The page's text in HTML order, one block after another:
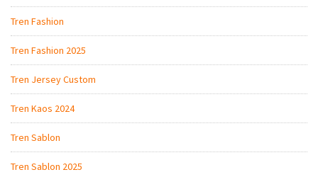
Tren Fashion
Tren Fashion 2025
Tren Jersey Custom
Tren Kaos 2024
Tren Sablon
Tren Sablon 2025